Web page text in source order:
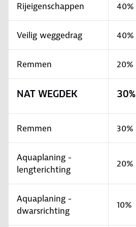
Rijeigenschappen 40%
Veilig weggedrag 40%
Remmen 20%
NAT WEGDEK 30%
Remmen 30%
Aquaplaning -
lengterichting
20%
Aquaplaning -
dwarsrichting
10%